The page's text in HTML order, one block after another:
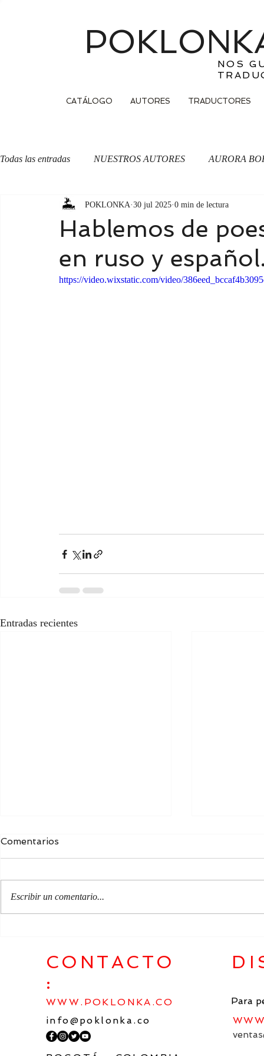
NOS
CATÁLOGO AUTORES TRADUCTORES
Todas las entradas NUESTROS AUTORES AURORA
OTRA CARA DE LA MONEDA Traducción
Hablemos de
en ruso y
POKLONKA 30 jul 2025 0 min de lectura
https://video.wixstatic.com/video/
Entradas recientes
EN EL ESPACIO
ESPIRITUAL ÚNICO DE LA
CULTURA ARTÍSTICA
Comentarios
Escribir un comentario...
CONTACTO
:
WWW.POKLONKA.CO
info@poklonka.co
Para